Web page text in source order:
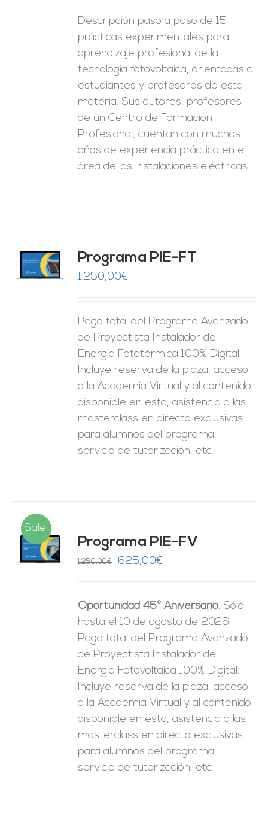
Descripción paso a paso de 15
prácticas experimentales para
aprendizaje profesional de la
tecnología fotovoltaica, orientadas a
estudiantes y profesores de esta
materia. Sus autores, profesores
de un Centro de Formación
Profesional, cuentan con muchos
años de experiencia práctica en el
área de las instalaciones eléctricas.
Programa PIE-FT
1.250,00€
Pago total del Programa Avanzado
de Proyectista Instalador de
Energía Fototérmica 100% Digital.
Incluye reserva de la plaza, acceso
a la Academia Virtual y al contenido
disponible en esta, asistencia a las
masterclass en directo exclusivas
para alumnos del programa,
servicio de tutorización, etc.
Sale!
Programa PIE-FV
1.250,00€
El
era:
1.250,00€.
625,00€
es:
625,00€.
Oportunidad 45º Aniversario. Sólo
hasta el 10 de agosto de 2026.
Pago total del Programa Avanzado
de Proyectista Instalador de
Energía Fotovoltaica 100% Digital.
Incluye reserva de la plaza, acceso
a la Academia Virtual y al contenido
disponible en esta, asistencia a las
masterclass en directo exclusivas
para alumnos del programa,
servicio de tutorización, etc.